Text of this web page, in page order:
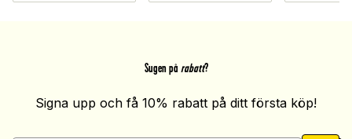
Sugen på rabatt?
Signa upp och få 10% rabatt på ditt första köp!